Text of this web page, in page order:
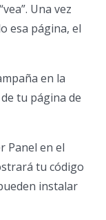
Una vez
esa página, el
en la
tu página de
Panel en el
tu código
instalar